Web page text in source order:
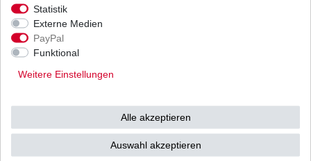
Versand
Ab einem Warenwert von
500 Euro versenden wir
53783 Eitorf (
unbedingt Termin
Statistik
Externe Medien
PayPal
Funktional
Weitere Einstellungen
Alle akzeptieren
Auswahl akzeptieren